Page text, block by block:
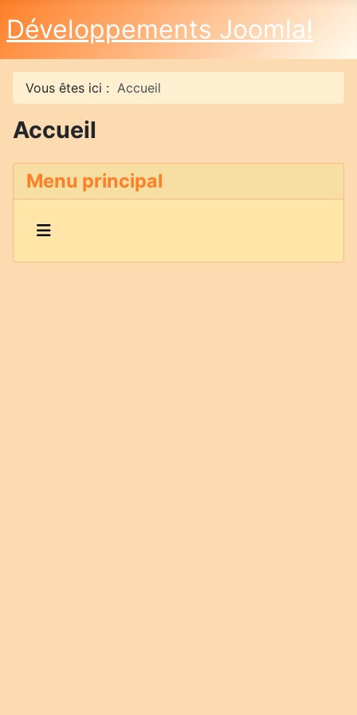
Développements Joomla!
Vous êtes ici : Accueil
Accueil
Menu principal